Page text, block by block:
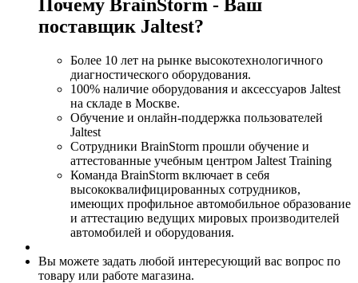
Почему BrainStorm - Ваш
поставщик Jaltest?
Более 10 лет на рынке высокотехнологичного
диагностического оборудования.
100% наличие оборудования и аксессуаров Jaltest
на складе в Москве.
Обучение и онлайн-поддержка пользователей
Jaltest
Сотрудники BrainStorm прошли обучение и
аттестованные учебным центром Jaltest Training
Команда BrainStorm включает в себя
высококвалифицированных сотрудников,
имеющих профильное автомобильное образование
и аттестацию ведущих мировых производителей
автомобилей и оборудования.
Вы можете задать любой интересующий вас вопрос по
товару или работе магазина.